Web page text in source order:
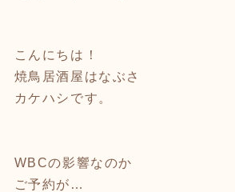
こんにちは！
焼鳥居酒屋はなぶさ
カケハシです。
WBCの影響なのか
ご予約が…